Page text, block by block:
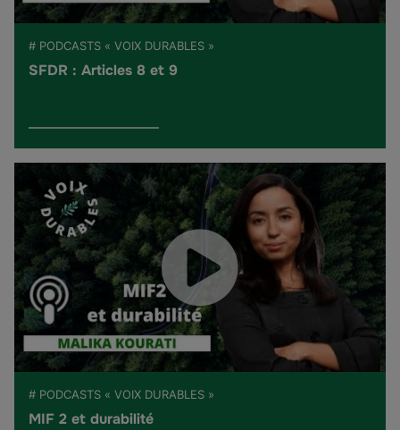
# PODCASTS « VOIX DURABLES »
SFDR : Articles 8 et 9
# PODCASTS « VOIX DURABLES »
MIF 2 et durabilité